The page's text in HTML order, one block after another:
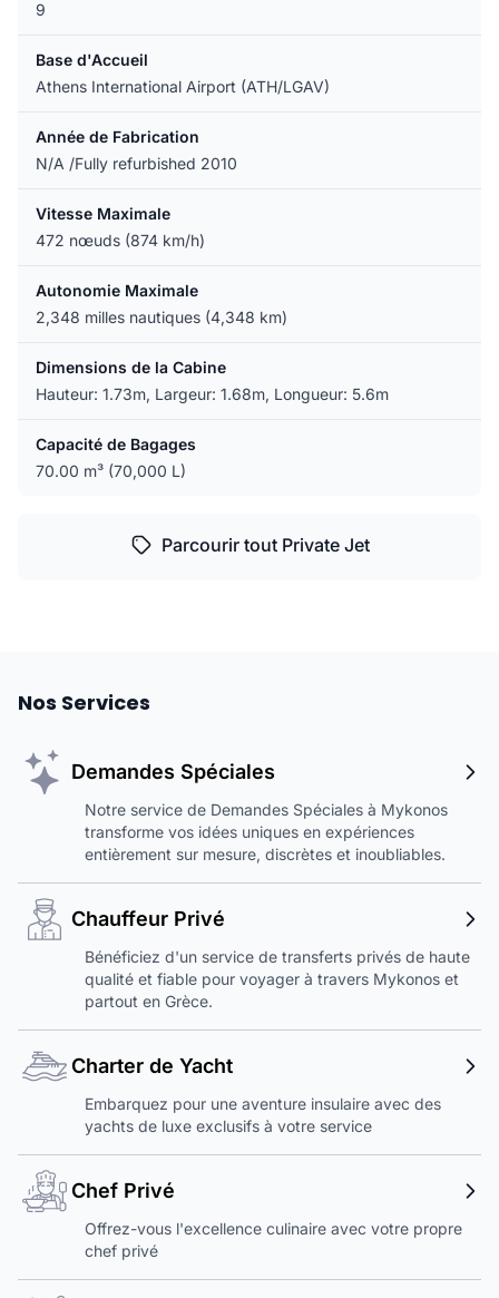
9
Base d'Accueil
Athens International Airport (ATH/LGAV)
Année de Fabrication
N/A /Fully refurbished 2010
Vitesse Maximale
472 nœuds (874 km/h)
Autonomie Maximale
2,348 milles nautiques (4,348 km)
Dimensions de la Cabine
Hauteur: 1.73m, Largeur: 1.68m, Longueur: 5.6m
Capacité de Bagages
70.00 m³ (70,000 L)
Parcourir tout Private Jet
Nos Services
Demandes Spéciales
Notre service de Demandes Spéciales à Mykonos
transforme vos idées uniques en expériences
entièrement sur mesure, discrètes et inoubliables.
Chauffeur Privé
Bénéficiez d'un service de transferts privés de haute
qualité et fiable pour voyager à travers Mykonos et
partout en Grèce.
Charter de Yacht
Embarquez pour une aventure insulaire avec des
yachts de luxe exclusifs à votre service
Chef Privé
Offrez-vous l'excellence culinaire avec votre propre
chef privé